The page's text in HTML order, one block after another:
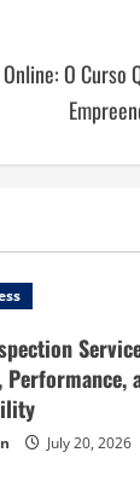
O Curso
Performance,
July 20, 2026